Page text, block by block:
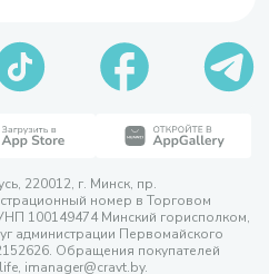
220012, г. Минск, пр.
номер в Торговом
100149474 Минский горисполком,
администрации Первомайского
Обращения покупателей
imanager@cravt.by.